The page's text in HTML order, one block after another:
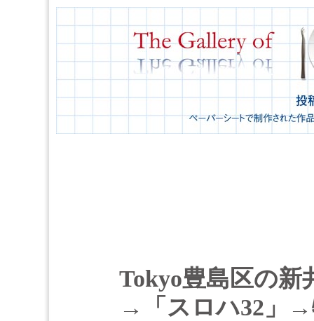
Tokyo豊島区の新
→「スロハ32」→